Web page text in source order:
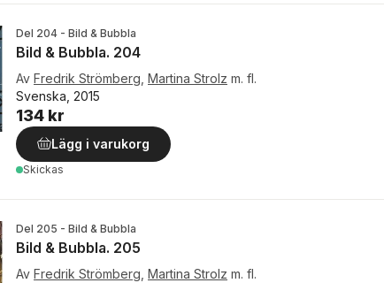
Del 204 - Bild & Bubbla
Bild & Bubbla. 204
Av Fredrik Strömberg Martina Strolz m. fl.
Svenska, 2015
134 kr
Lägg i varukorg
Skickas
Del 205 - Bild & Bubbla
Bild & Bubbla. 205
Av Fredrik Strömberg Martina Strolz m. fl.